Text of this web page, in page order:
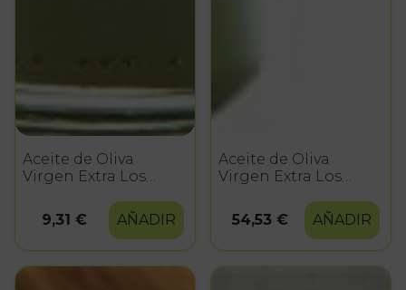
Aceite de Oliva
Virgen Extra Los
9,31 €
AÑADIR
Aceite de Oliva
Virgen Extra Los
54,53 €
AÑADIR